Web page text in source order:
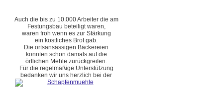
Auch die bis zu 10.000 Arbeiter die am
Festungsbau beteiligt waren,
waren froh wenn es zur Stärkung
ein köstliches Brot gab.
Die ortsansässigen Bäckereien
konnten schon damals auf die
örtlichen Mehle zurückgreifen.
Für die regelmäßige Unterstützung
bedanken wir uns herzlich bei der